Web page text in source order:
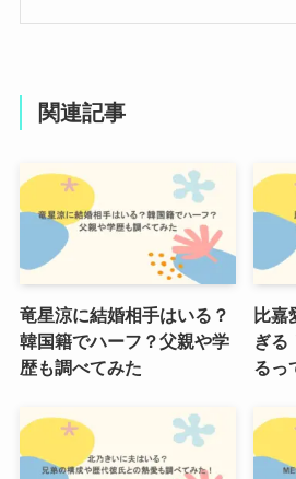
関連記事
竜星涼に結婚相手はいる？
韓国籍でハーフ？父親や学
歴も調べてみた
比嘉
ぎる
るっ